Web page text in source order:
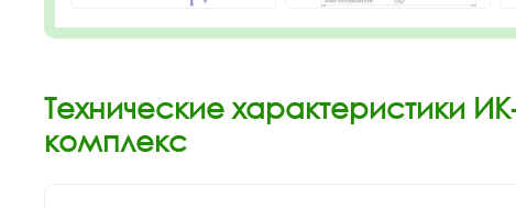
Технические характеристики
комплекс